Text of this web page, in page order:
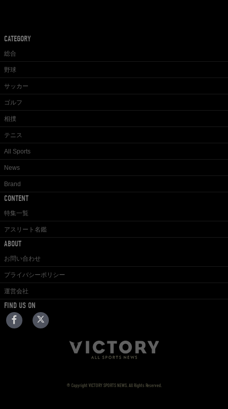
CATEGORY
総合
野球
サッカー
ゴルフ
相撲
テニス
All Sports
News
Brand
CONTENT
特集一覧
アスリート名鑑
ABOUT
お問い合わせ
プライバシーポリシー
運営会社
FIND US ON
© Copyright VICTORY SPORTS NEWS. All Rights Reserved.